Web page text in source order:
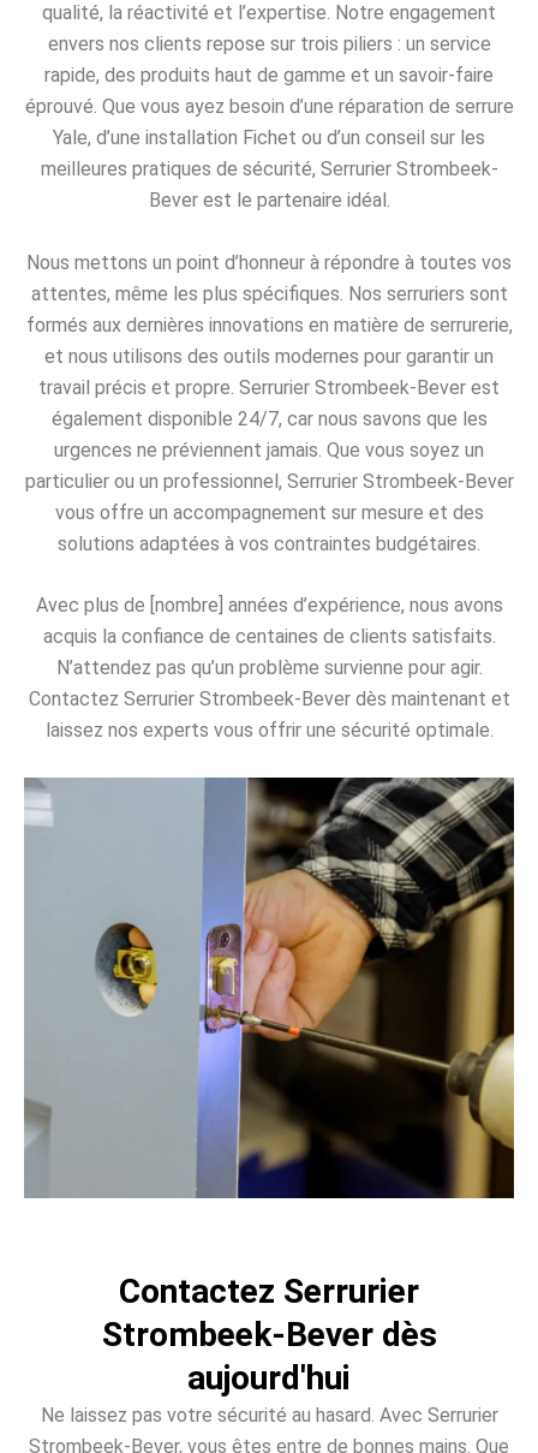
qualité, la réactivité et l’expertise. Notre engagement
envers nos clients repose sur trois piliers : un service
rapide, des produits haut de gamme et un savoir-faire
éprouvé. Que vous ayez besoin d’une réparation de serrure
Yale, d’une installation Fichet ou d’un conseil sur les
meilleures pratiques de sécurité, Serrurier Strombeek-
Bever est le partenaire idéal.
Nous mettons un point d’honneur à répondre à toutes vos
attentes, même les plus spécifiques. Nos serruriers sont
formés aux dernières innovations en matière de serrurerie,
et nous utilisons des outils modernes pour garantir un
travail précis et propre. Serrurier Strombeek-Bever est
également disponible 24/7, car nous savons que les
urgences ne préviennent jamais. Que vous soyez un
particulier ou un professionnel, Serrurier Strombeek-Bever
vous offre un accompagnement sur mesure et des
solutions adaptées à vos contraintes budgétaires.
Avec plus de [nombre] années d’expérience, nous avons
acquis la confiance de centaines de clients satisfaits.
N’attendez pas qu’un problème survienne pour agir.
Contactez Serrurier Strombeek-Bever dès maintenant et
laissez nos experts vous offrir une sécurité optimale.
Contactez Serrurier
Strombeek-Bever dès
aujourd'hui
Ne laissez pas votre sécurité au hasard. Avec Serrurier
Strombeek-Bever, vous êtes entre de bonnes mains. Que